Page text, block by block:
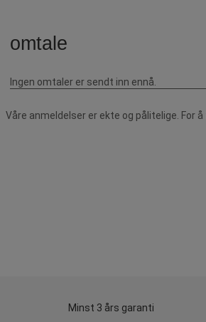
Våre anmeldelser er ekte og pålitelige. For
Minst 3 års garanti